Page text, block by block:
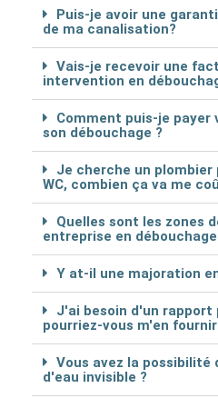
Puis-je avoir une
de ma canalisation?
Vais-je recevoir une
intervention en
Comment puis-je payer
son débouchage ?
Je cherche un plombier
WC, combien ça va me
Quelles sont les zones
entreprise en débouchage
Y at-il une majoration
J'ai besoin d'un rapport
pourriez-vous m'en fournir
Vous avez la
d'eau invisible ?